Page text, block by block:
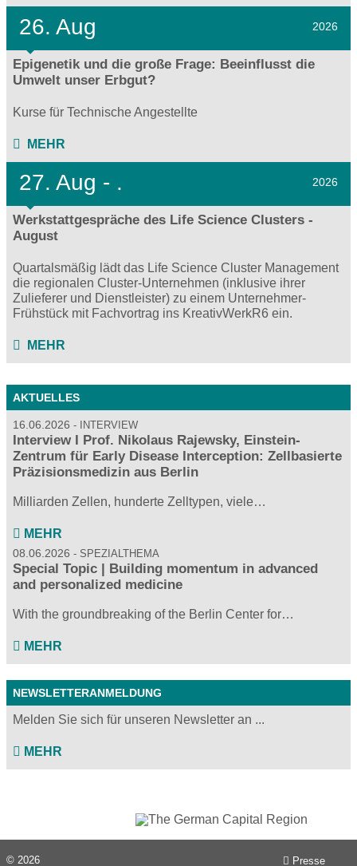
26. Aug 2026
Epigenetik und die große Frage: Beeinflusst die
Umwelt unser Erbgut?
Kurse für Technische Angestellte
MEHR
27. Aug - . 2026
Werkstattgespräche des Life Science Clusters -
August
Quartalsmäßig lädt das Life Science Cluster Management
die regionalen Cluster-Unternehmen (inklusive ihrer
Zulieferer und Dienstleister) zu einem Unternehmer-
Frühstück mit Fachvortrag ins KreativWerkR6 ein.
MEHR
AKTUELLES
16.06.2026 INTERVIEW
Interview I Prof. Nikolaus Rajewsky, Einstein-
Zentrum für Early Disease Interception: Zellbasierte
Präzisionsmedizin aus Berlin
Milliarden Zellen, hunderte Zelltypen, viele…
MEHR
08.06.2026 SPEZIALTHEMA
Special Topic | Building momentum in advanced
and personalized medicine
With the groundbreaking of the Berlin Center for…
MEHR
NEWSLETTERANMELDUNG
Melden Sie sich für unseren Newsletter an ...
MEHR
Presse
© 2026